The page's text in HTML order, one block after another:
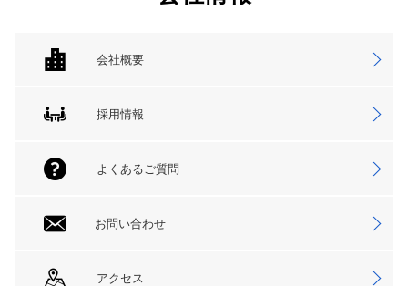
会社概要
採用情報
よくあるご質問
お問い合わせ
アクセス